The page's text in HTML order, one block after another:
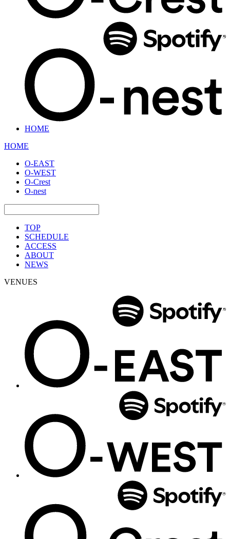
HOME
HOME
O-EAST
O-WEST
O-Crest
O-nest
TOP
SCHEDULE
ACCESS
ABOUT
NEWS
VENUES